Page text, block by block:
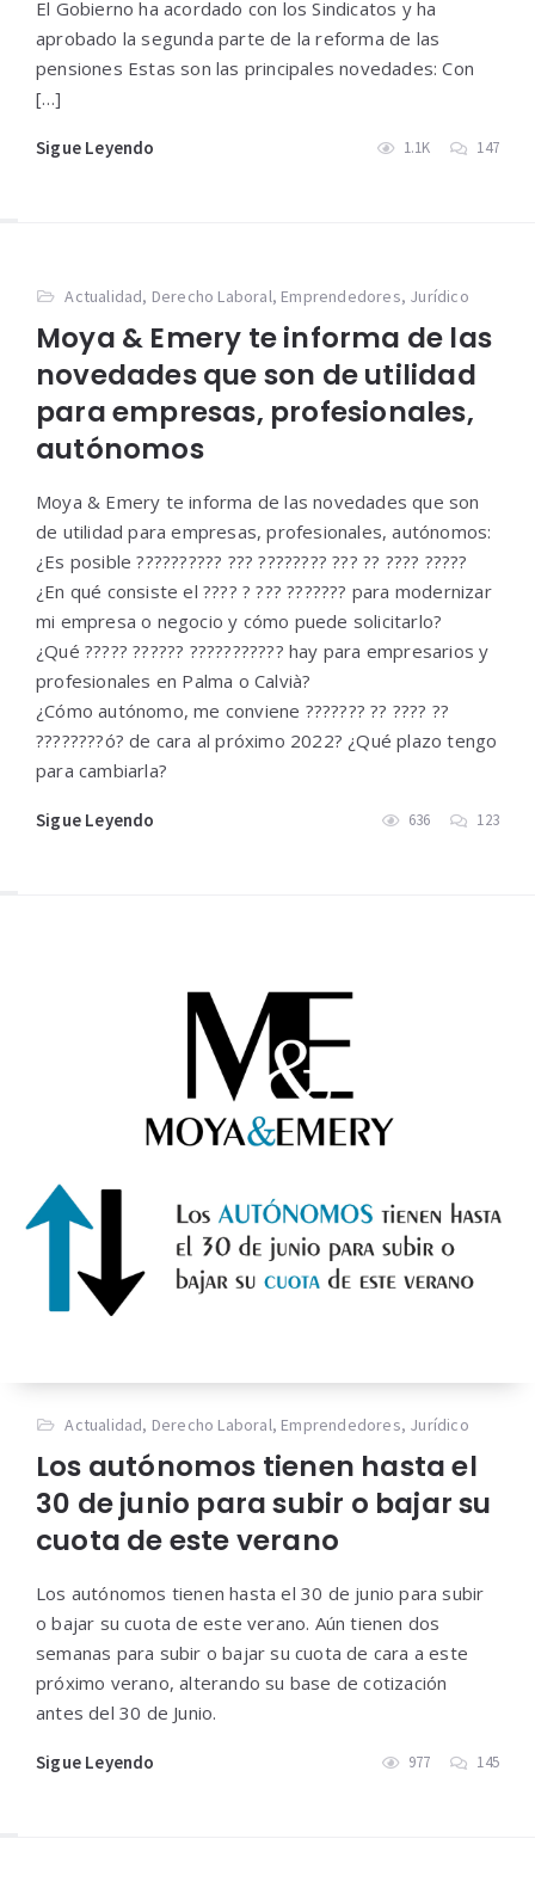
El Gobierno ha acordado con los Sindicatos y ha
aprobado la segunda parte de la reforma de las
pensiones Estas son las principales novedades: Con
[…]
Sigue Leyendo 1.1K 147
Actualidad, Derecho Laboral, Emprendedores, Jurídico
Moya & Emery te informa de las
novedades que son de utilidad
para empresas, profesionales,
autónomos
Moya & Emery te informa de las novedades que son
de utilidad para empresas, profesionales, autónomos:
¿Es posible ?????????? ??? ???????? ??? ?? ???? ?????
¿En qué consiste el ???? ? ??? ??????? para modernizar
mi empresa o negocio y cómo puede solicitarlo?
¿Qué ????? ?????? ??????????? hay para empresarios y
profesionales en Palma o Calvià?
¿Cómo autónomo, me conviene ??????? ?? ???? ??
????????ó? de cara al próximo 2022? ¿Qué plazo tengo
para cambiarla?
Sigue Leyendo 636 123
Actualidad, Derecho Laboral, Emprendedores, Jurídico
Los autónomos tienen hasta el
30 de junio para subir o bajar su
cuota de este verano
Los autónomos tienen hasta el 30 de junio para subir
o bajar su cuota de este verano. Aún tienen dos
semanas para subir o bajar su cuota de cara a este
próximo verano, alterando su base de cotización
antes del 30 de Junio.
Sigue Leyendo 977 145